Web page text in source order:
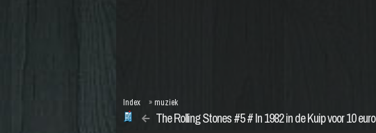
The Rolling Stones #5 # In 1982 in de Kuip voor 10 euro
Index » muziek